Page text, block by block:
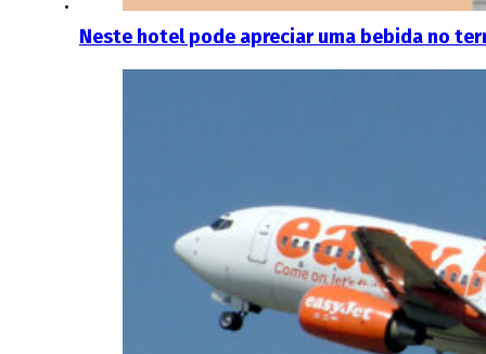
Neste hotel pode apreciar uma bebida no